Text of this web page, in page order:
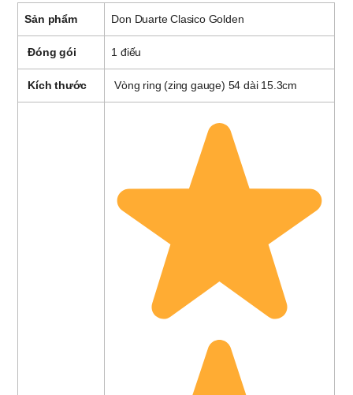
Sản phẩm Don Duarte Clasico Golden
Đóng gói 1 điếu
Kích thước Vòng ring (zing gauge) 54 dài 15.3cm